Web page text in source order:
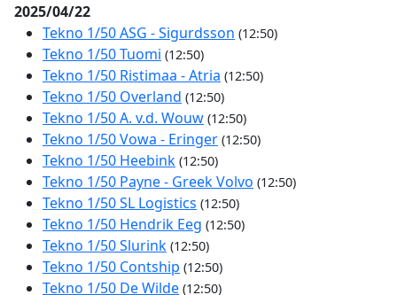
2025/04/22
Tekno 1/50 ASG - Sigurdsson (12:50)
Tekno 1/50 Tuomi (12:50)
Tekno 1/50 Ristimaa - Atria (12:50)
Tekno 1/50 Overland (12:50)
Tekno 1/50 A. v.d. Wouw (12:50)
Tekno 1/50 Vowa - Eringer (12:50)
Tekno 1/50 Heebink (12:50)
Tekno 1/50 Payne - Greek Volvo (12:50)
Tekno 1/50 SL Logistics (12:50)
Tekno 1/50 Hendrik Eeg (12:50)
Tekno 1/50 Slurink (12:50)
Tekno 1/50 Contship (12:50)
Tekno 1/50 De Wilde (12:50)